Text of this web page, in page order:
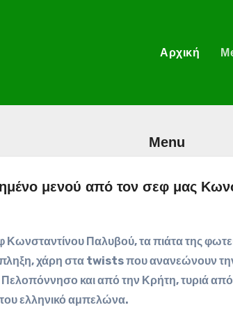
Αρχική
Menu
μενού από τον σεφ μας
Κωνσταντίνου Παλυβού, τα πιάτα της
χάρη στα twists που ανανεώνουν
και από την Κρήτη, τυριά
ελληνικό αμπελώνα.